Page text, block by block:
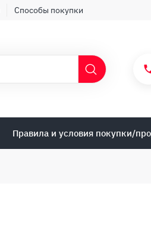
Способы покупки
Правила и условия покупки/